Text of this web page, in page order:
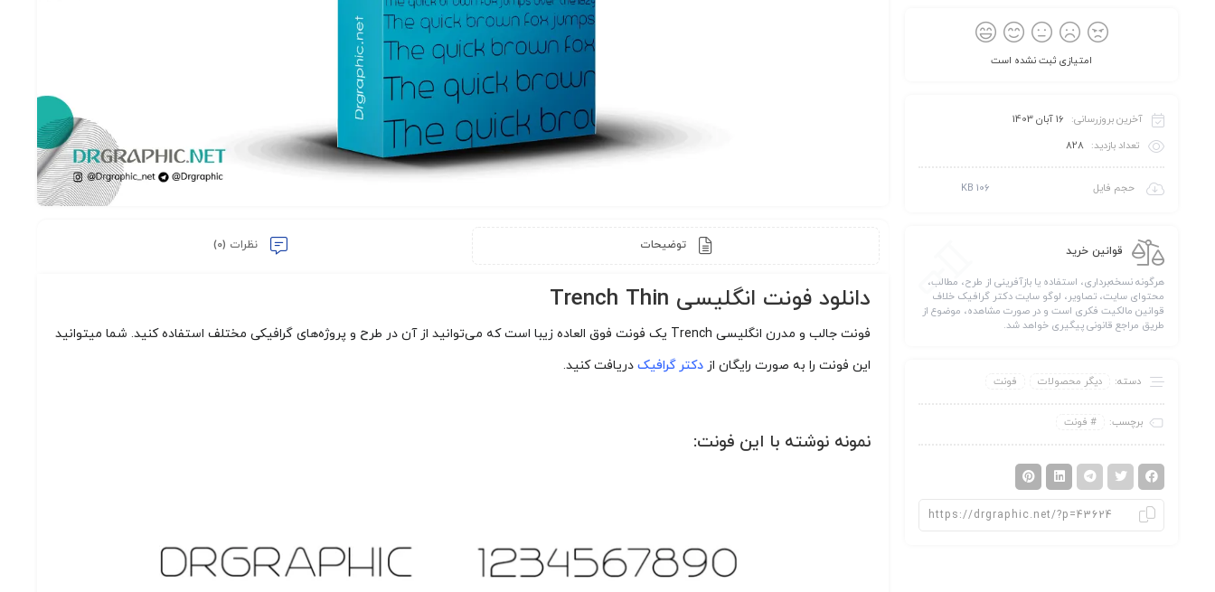
ها
توضیحات نظرات (0)
دانلود فونت انگلیسی Trench Thin
فونت جالب و مدرن انگلیسی Trench یک فونت فوق العاده زیبا است که می‌توانید از آن در طرح و پروژه‌های گرافیکی مختلف استفاده کنید. شما میتوانید
این فونت را به صورت رایگان از دکتر گرافیک دریافت کنید.
نمونه نوشته با این فونت:
امتیازی ثبت نشده است
آخرین بروزرسانی:
16 آبان 1403
تعداد بازدید: 828
حجم فایل 106 KB
قوانین خرید
هرگونه نسخه‌برداری، استفاده یا بازآفرینی از طرح، مطالب،
محتوای سایت، تصاویر، لوگو سایت دکتر گرافیک خلاف
قوانین مالکیت فکری است و در صورت مشاهده، موضوع از
طریق مراجع قانونی پیگیری خواهد شد.
دسته: دیگر محصولات فونت
برچسب: فونت